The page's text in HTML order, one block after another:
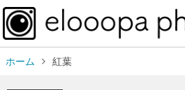
ホーム 紅葉